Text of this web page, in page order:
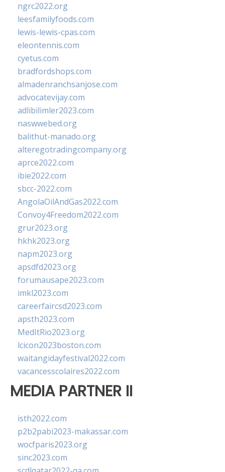
ngrc2022.org
leesfamilyfoods.com
lewis-lewis-cpas.com
eleontennis.com
cyetus.com
bradfordshops.com
almadenranchsanjose.com
advocatevijay.com
adlibilimler2023.com
naswwebed.org
balithut-manado.org
alteregotradingcompany.org
aprce2022.com
ibie2022.com
sbcc-2022.com
AngolaOilAndGas2022.com
Convoy4Freedom2022.com
grur2023.org
hkhk2023.org
napm2023.org
apsdfd2023.org
forumausape2023.com
imkl2023.com
careerfaircsd2023.com
apsth2023.com
MedItRio2023.org
lcicon2023boston.com
waitangidayfestival2022.com
vacancesscolaires2022.com
MEDIA PARTNER II
isth2022.com
p2b2pabi2023-makassar.com
wocfparis2023.org
sinc2023.com